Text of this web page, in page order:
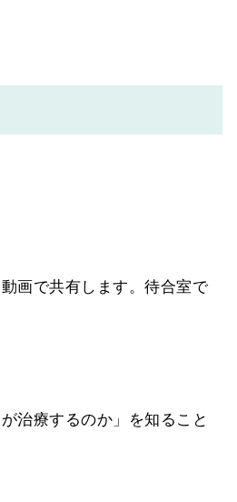
画で共有します。待合室で
治療するのか」を知ること